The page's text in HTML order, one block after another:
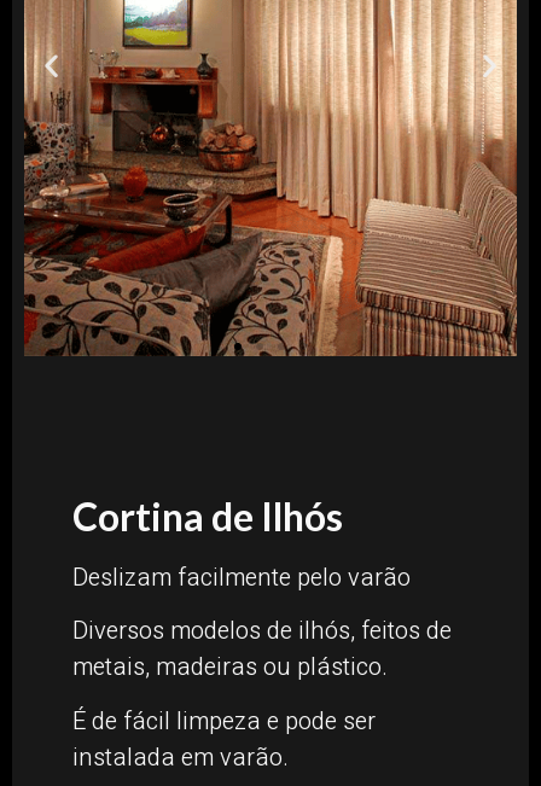
Cortina de Ilhós
Deslizam facilmente pelo varão
Diversos modelos de ilhós, feitos de
metais, madeiras ou plástico.
É de fácil limpeza e pode ser
instalada em varão.